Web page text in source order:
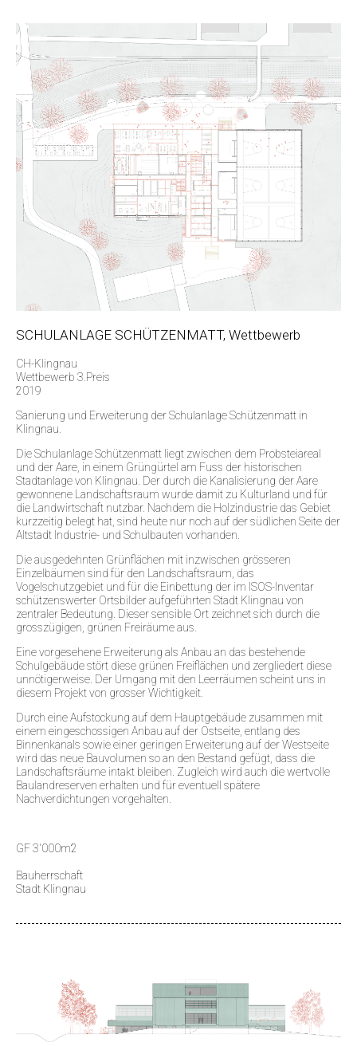
SCHULANLAGE SCHÜTZENMATT, Wettbewerb
CH-Klingnau
Wettbewerb 3.Preis
2019
Sanierung und Erweiterung der Schulanlage Schützenmatt in
Klingnau.
Die Schulanlage Schützenmatt liegt zwischen dem Probsteiareal
und der Aare, in einem Grüngürtel am Fuss der historischen
Stadtanlage von Klingnau. Der durch die Kanalisierung der Aare
gewonnene Landschaftsraum wurde damit zu Kulturland und für
die Landwirtschaft nutzbar. Nachdem die Holzindustrie das Gebiet
kurzzeitig belegt hat, sind heute nur noch auf der südlichen Seite der
Altstadt Industrie- und Schulbauten vorhanden.
Die ausgedehnten Grünflächen mit inzwischen grösseren
Einzelbäumen sind für den Landschaftsraum, das
Vogelschutzgebiet und für die Einbettung der im ISOS-Inventar
schützenswerter Ortsbilder aufgeführten Stadt Klingnau von
zentraler Bedeutung. Dieser sensible Ort zeichnet sich durch die
grosszügigen, grünen Freiräume aus.
Eine vorgesehene Erweiterung als Anbau an das bestehende
Schulgebäude stört diese grünen Freiflächen und zergliedert diese
unnötigerweise. Der Umgang mit den Leerräumen scheint uns in
diesem Projekt von grosser Wichtigkeit.
Durch eine Aufstockung auf dem Hauptgebäude zusammen mit
einem eingeschossigen Anbau auf der Ostseite, entlang des
Binnenkanals sowie einer geringen Erweiterung auf der Westseite
wird das neue Bauvolumen so an den Bestand gefügt, dass die
Landschaftsräume intakt bleiben. Zugleich wird auch die wertvolle
Baulandreserven erhalten und für eventuell spätere
Nachverdichtungen vorgehalten.
GF 3'000m2
Bauherrschaft
Stadt Klingnau